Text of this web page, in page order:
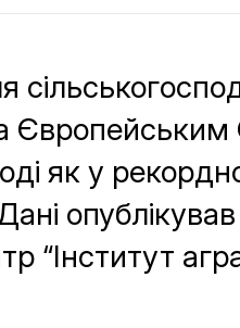
як у
опублікував
“Інститут